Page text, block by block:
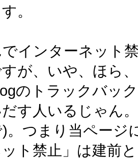
。
インターネット
が、いや、ほら
のトラックバッ
だす人いるじゃん
。つまり当ページ
ト禁止」は建前